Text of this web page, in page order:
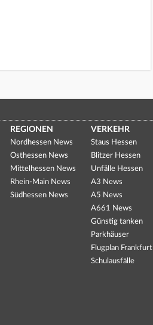
REGIONEN
Nordhessen News
Osthessen News
Mittelhessen News
Rhein-Main News
Südhessen News
VERKEHR
Staus Hessen
Blitzer Hessen
Unfälle Hessen
A3 News
A5 News
A661 News
Günstig tanken
Parkhäuser
Flugplan Frankfurt
Schulausfälle